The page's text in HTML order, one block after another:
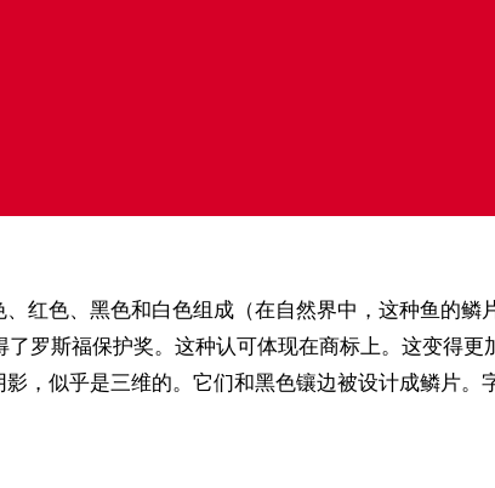
红色、黑色和白色组成（在自然界中，这种鱼的
罗斯福保护奖。这种认可体现在商标上。这变得
，似乎是三维的。它们和黑色镶边被设计成鳞片